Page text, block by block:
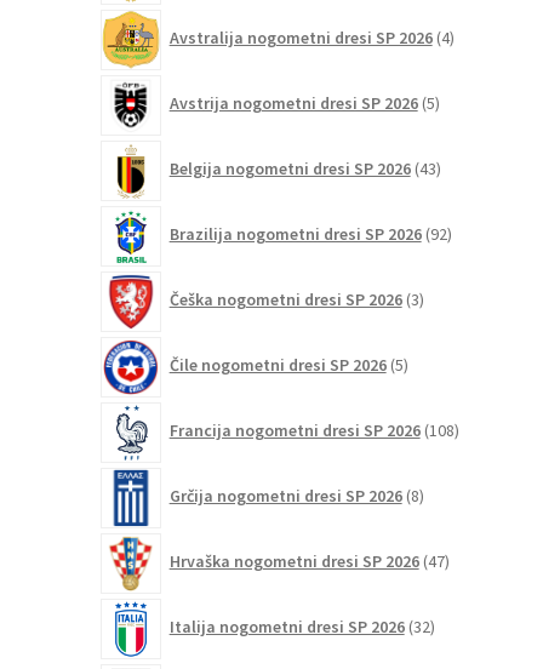
Avstralija nogometni dresi SP 2026 4izdelki
Avstrija nogometni dresi SP 2026 5izdelkov
Belgija nogometni dresi SP 2026 43izdelkov
Brazilija nogometni dresi SP 2026 92izdelkov
Češka nogometni dresi SP 2026 3izdelki
Čile nogometni dresi SP 2026 5izdelkov
Francija nogometni dresi SP 2026 108izdelkov
Grčija nogometni dresi SP 2026 8izdelkov
Hrvaška nogometni dresi SP 2026 47izdelkov
Italija nogometni dresi SP 2026 32izdelkov